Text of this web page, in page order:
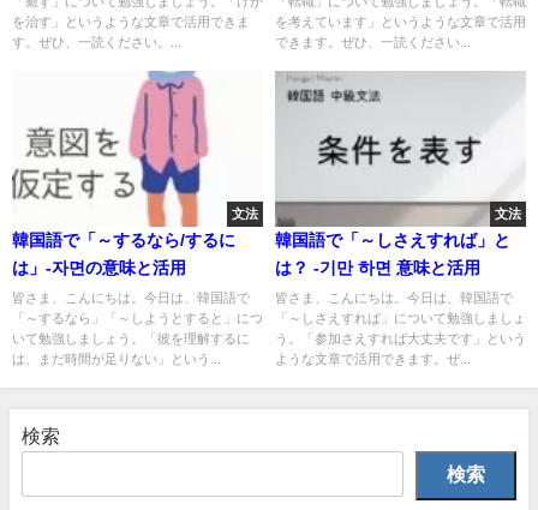
を治す」というような文章で活用できま
す。ぜひ、一読ください。...
を考えています」というような文章で活用
できます。ぜひ、一読ください...
文法
韓国語で「～するなら/するに
は」-자면の意味と活用
皆さま、こんにちは。今日は、韓国語で
「～するなら」「～しようとすると」につ
いて勉強しましょう。「彼を理解するに
は、まだ時間が足りない」という...
文法
韓国語で「～しさえすれば」と
は？ -기만 하면 意味と活用
皆さま、こんにちは。今日は、韓国語で
「～しさえすれば」について勉強しましょ
う。「参加さえすれば大丈夫です」という
ような文章で活用できます。ぜ...
検索
検索